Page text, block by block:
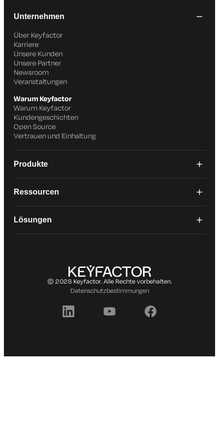
Unternehmen
Über Keyfactor
Karriere
Unsere Kunden
Unsere Partner
Newsroom
Veranstaltungen
Warum Keyfactor
Warum Keyfactor
Kundengeschichten
Open Source
Vertrauen und Einhaltung
Produkte
Ressourcen
Lösungen
© 2026 Keyfactor. Alle Rechte vorbehalten.
Datenschutzbestimmungen